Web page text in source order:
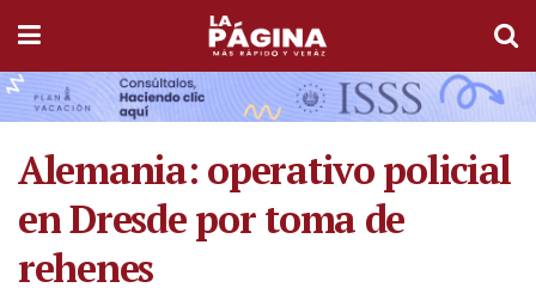
Alemania: operativo policial
en Dresde por toma de
rehenes